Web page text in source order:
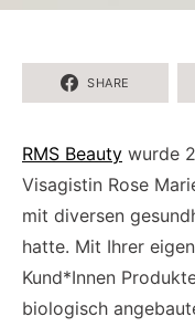
SHARE
RMS Beauty wurde
Visagistin Rose
mit diversen
hatte. Mit Ihrer
Kund*Innen
biologisch